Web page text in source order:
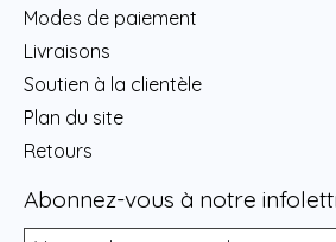
Modes de paiement
Livraisons
Soutien à la clientèle
Plan du site
Retours
Abonnez-vous à notre